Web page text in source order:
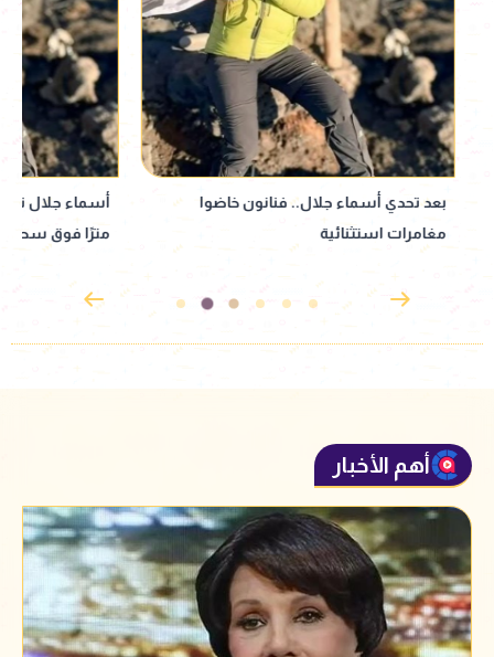
بعد تحدي أسماء جلال.. فنانون خاضوا
مغامرات استثنائية
مترًا فوق سطح
أهم الأخبار